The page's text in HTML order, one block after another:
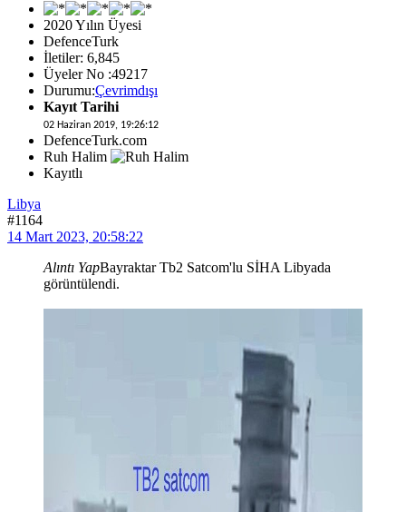
2020 Yılın Üyesi
DefenceTurk
İletiler: 6,845
Üyeler No :49217
Durumu:Çevrimdışı
Kayıt Tarihi
02 Haziran 2019, 19:26:12
DefenceTurk.com
Ruh Halim
Kayıtlı
Libya
#1164
14 Mart 2023, 20:58:22
Alıntı YapBayraktar Tb2 Satcom'lu SİHA Libyada
görüntülendi.